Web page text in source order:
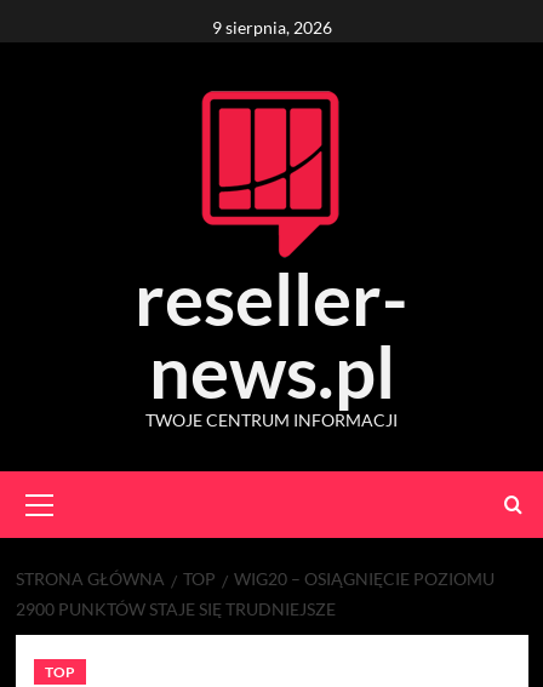
to
9 sierpnia, 2026
reseller-
news.pl
TWOJE CENTRUM INFORMACJI
Menu
STRONA GŁÓWNA TOP
WIG20 – OSIĄGNIĘCIE POZIOMU
2900 PUNKTÓW STAJE SIĘ TRUDNIEJSZE
TOP